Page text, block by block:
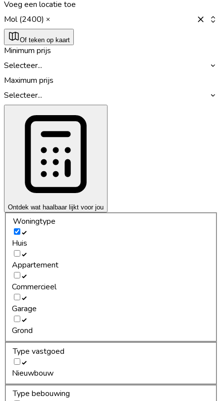
Voeg een locatie toe
Mol (2400)
Of teken op kaart
Minimum prijs
Selecteer...
Maximum prijs
Selecteer...
Ontdek wat haalbaar lijkt voor jou
Woningtype
Huis
Appartement
Commercieel
Garage
Grond
Type vastgoed
Nieuwbouw
Type bebouwing